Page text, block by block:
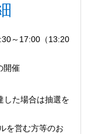
～17:00（13:20
開催
た場合は抽選を
を営む方等のお